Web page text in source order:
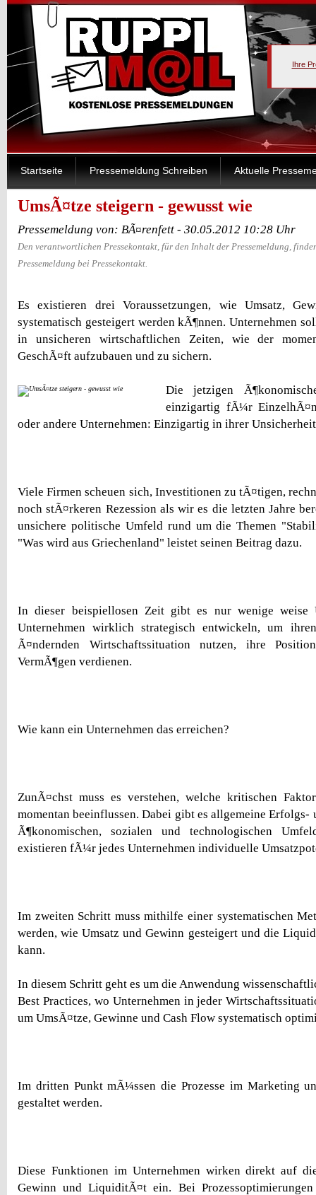
Ihre
Startseite Pressemeldung Schreiben Aktuelle
UmsÃ¤tze steigern - gewusst wie
Pressemeldung von: BÃ¤renfett - 30.05.2012 10:28 Uhr
Den verantwortlichen Pressekontakt, für den Inhalt der Pressemeldung,
Pressemeldung bei Pressekontakt.
Es existieren drei Voraussetzungen, wie Umsatz,
systematisch gesteigert werden kÃ¶nnen. Unternehmen
in unsicheren wirtschaftlichen Zeiten, wie der
GeschÃ¤ft aufzubauen und zu sichern.
Die jetzigen
einzigartig fÃ¼r
oder andere Unternehmen: Einzigartig in ihrer
Viele Firmen scheuen sich, Investitionen zu tÃ¤tigen,
noch stÃ¤rkeren Rezession als wir es die letzten Jahre
unsichere politische Umfeld rund um die Themen
"Was wird aus Griechenland" leistet seinen Beitrag dazu.
In dieser beispiellosen Zeit gibt es nur wenige weise
Unternehmen wirklich strategisch entwickeln, um
Ã¤ndernden Wirtschaftssituation nutzen, ihre
VermÃ¶gen verdienen.
Wie kann ein Unternehmen das erreichen?
ZunÃ¤chst muss es verstehen, welche kritischen
momentan beeinflussen. Dabei gibt es allgemeine
Ã¶konomischen, sozialen und technologischen
existieren fÃ¼r jedes Unternehmen individuelle
Im zweiten Schritt muss mithilfe einer systematischen
werden, wie Umsatz und Gewinn gesteigert und die
kann.
In diesem Schritt geht es um die Anwendung
Best Practices, wo Unternehmen in jeder
um UmsÃ¤tze, Gewinne und Cash Flow systematisch
Im dritten Punkt mÃ¼ssen die Prozesse im Marketing
gestaltet werden.
Diese Funktionen im Unternehmen wirken direkt auf
Gewinn und LiquiditÃ¤t ein. Bei